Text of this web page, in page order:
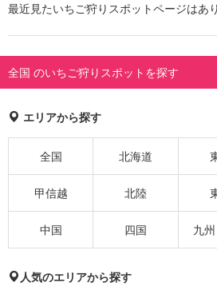
最近見たいちご狩りスポットページはあ
全国 のいちご狩りスポットを探す
エリアから探す
全国 北海道
甲信越 北陸
中国 四国 九
人気のエリアから探す